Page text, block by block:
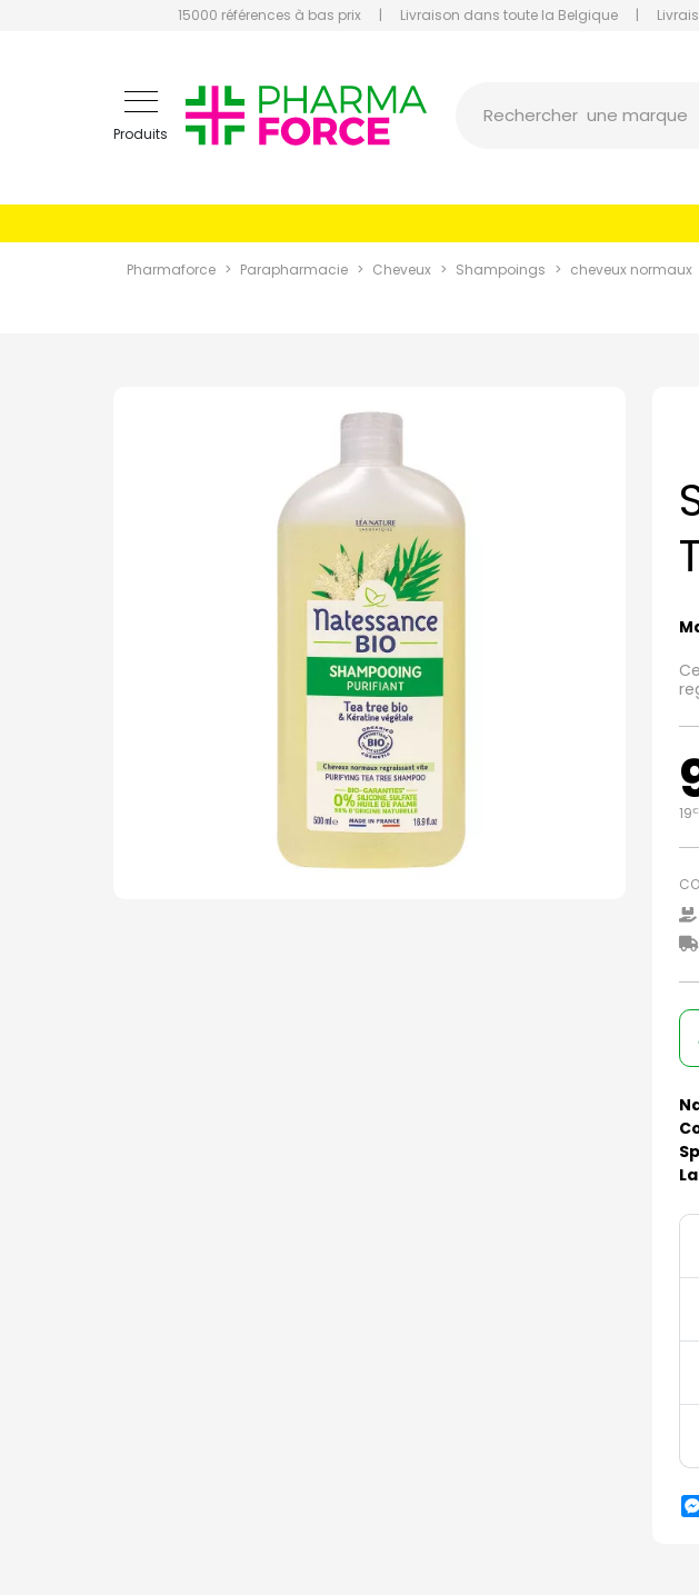
15000 références à bas prix | Livraison dans toute la Belgique |
Produits
Rechercher
Pharmaforce Parapharmacie Cheveux Shampoings cheveux normaux
19€